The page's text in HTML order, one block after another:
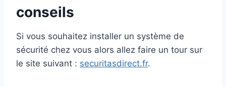
conseils
Si vous souhaitez installer un système de
sécurité chez vous alors allez faire un tour sur
le site suivant : securitasdirect.fr.